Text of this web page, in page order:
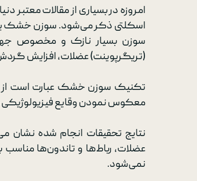
امروزه در بسیاری از مقالات
اسکلتی ذکر می‌شود. سوزن خشک یا
سوزن بسیار نازک و مخصوص
(تریگرپوینت) عضلات، افزایش
تکنیک سوزن خشک عبارت است از
معکوس نمودن وقایع فیزیولوژیکی
نتایج تحقیقات انجام شده نشان
عضلات، رباط‌ها و تاندون‌ها
نمی‌شود.